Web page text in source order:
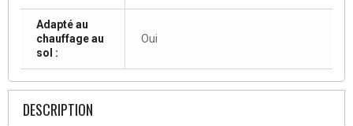
Adapté au
chauffage au
sol :
Oui
DESCRIPTION